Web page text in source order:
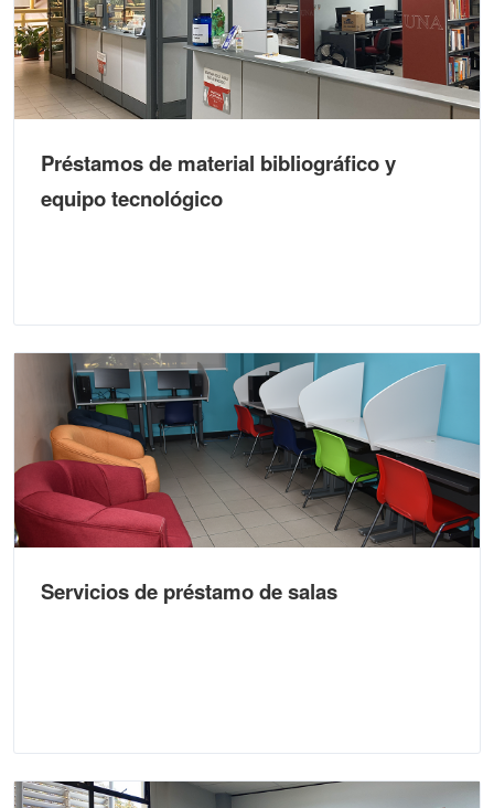
Préstamos de material bibliográfico y
equipo tecnológico
Servicios de préstamo de salas